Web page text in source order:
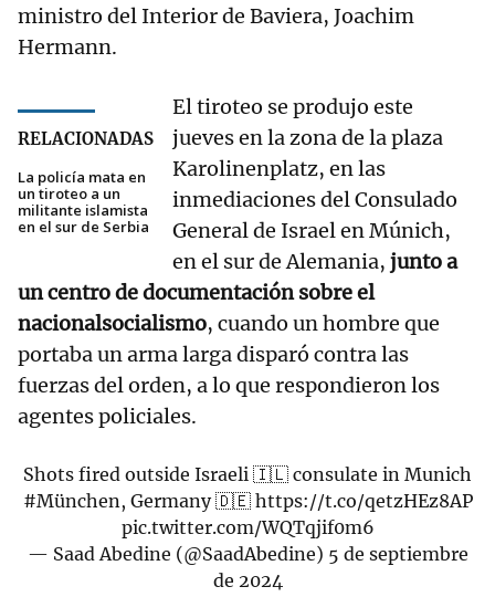
ministro del Interior de Baviera, Joachim
Hermann.
RELACIONADAS
La policía mata en
un tiroteo a un
militante islamista
en el sur de Serbia
El tiroteo se produjo este
jueves en la zona de la plaza
Karolinenplatz, en las
inmediaciones del Consulado
General de Israel en Múnich,
en el sur de Alemania, junto a
un centro de documentación sobre el
nacionalsocialismo, cuando un hombre que
portaba un arma larga disparó contra las
fuerzas del orden, a lo que respondieron los
agentes policiales.
Shots fired outside Israeli 🇮🇱 consulate in Munich
#München, Germany 🇩🇪 https://t.co/qetzHEz8AP
pic.twitter.com/WQTqjif0m6
— Saad Abedine (@SaadAbedine) 5 de septiembre
de 2024